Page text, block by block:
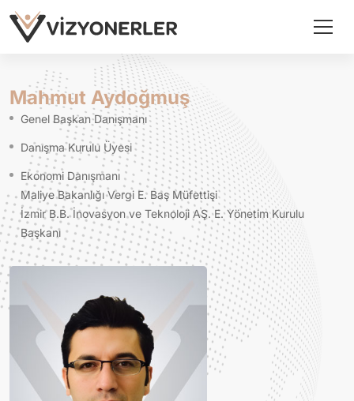
Mahmut Aydoğmuş
Genel Başkan Danışmanı
Danışma Kurulu Üyesi
Ekonomi Danışmanı
Maliye Bakanlığı Vergi E. Baş Müfettişi
İzmir B.B. İnovasyon ve Teknoloji AŞ. E. Yönetim Kurulu
Başkanı